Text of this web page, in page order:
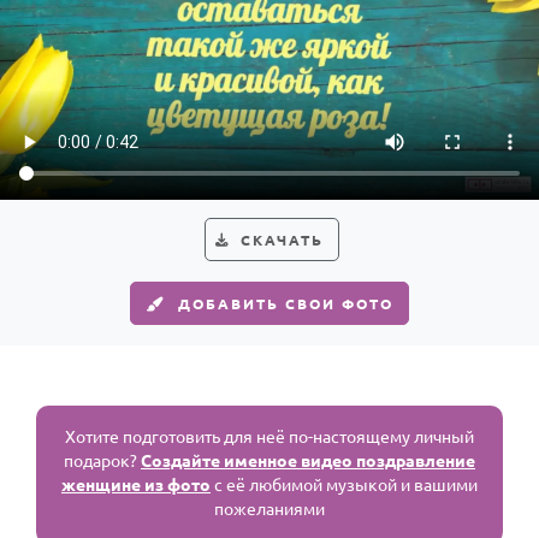
СКАЧАТЬ
ДОБАВИТЬ СВОИ ФОТО
Хотите подготовить для неё по-настоящему личный
подарок?Создайте именное видео поздравление
женщине из фото с её любимой музыкой и вашими
пожеланиями